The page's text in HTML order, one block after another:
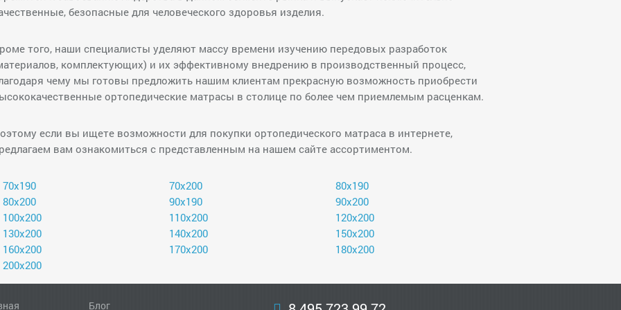
безопасные для человеческого здоровья изделия.
того, наши специалисты уделяют массу времени изучению передовых разработок
комплектующих) и их эффективному внедрению в производственный процесс,
чему мы готовы предложить нашим клиентам прекрасную возможность приобрести
ортопедические матрасы в столице по более чем приемлемым расценкам.
если вы ищете возможности для покупки ортопедического матраса в интернете,
вам ознакомиться с представленным на нашем сайте ассортиментом.
70х190 70х200
80х190
80х200
90х190
90х200
100х200
110х200
120х200
130х200
140х200
150х200
160х200
170х200
180х200
200х200
Блог